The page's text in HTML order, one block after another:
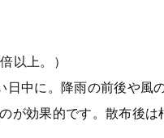
以上。）
中に。降雨の前後や風
が効果的です。散布後